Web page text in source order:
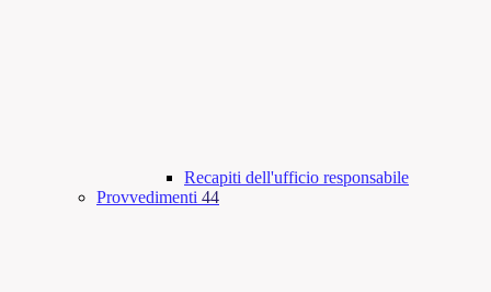
Recapiti dell'ufficio responsabile
Provvedimenti 44